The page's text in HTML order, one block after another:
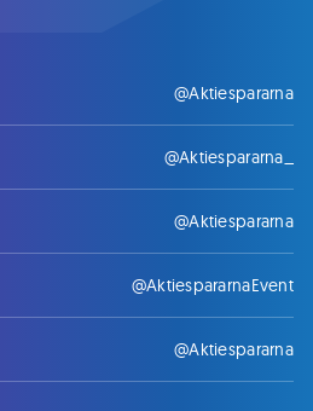
@Aktiespararna
@Aktiespararna_
@Aktiespararna
@AktiespararnaEvent
@Aktiespararna